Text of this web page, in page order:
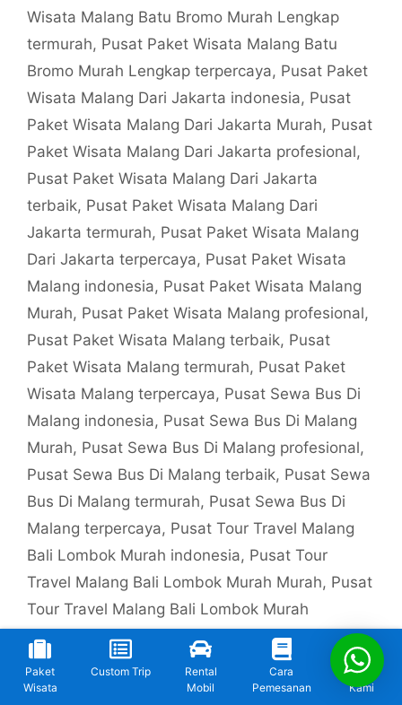
Wisata Malang Batu Bromo Murah Lengkap
termurah, Pusat Paket Wisata Malang Batu
Bromo Murah Lengkap terpercaya, Pusat Paket
Wisata Malang Dari Jakarta indonesia, Pusat
Paket Wisata Malang Dari Jakarta Murah, Pusat
Paket Wisata Malang Dari Jakarta profesional,
Pusat Paket Wisata Malang Dari Jakarta
terbaik, Pusat Paket Wisata Malang Dari
Jakarta termurah, Pusat Paket Wisata Malang
Dari Jakarta terpercaya, Pusat Paket Wisata
Malang indonesia, Pusat Paket Wisata Malang
Murah, Pusat Paket Wisata Malang profesional,
Pusat Paket Wisata Malang terbaik, Pusat
Paket Wisata Malang termurah, Pusat Paket
Wisata Malang terpercaya, Pusat Sewa Bus Di
Malang indonesia, Pusat Sewa Bus Di Malang
Murah, Pusat Sewa Bus Di Malang profesional,
Pusat Sewa Bus Di Malang terbaik, Pusat Sewa
Bus Di Malang termurah, Pusat Sewa Bus Di
Malang terpercaya, Pusat Tour Travel Malang
Bali Lombok Murah indonesia, Pusat Tour
Travel Malang Bali Lombok Murah Murah, Pusat
Tour Travel Malang Bali Lombok Murah
profesional
,Pusat Tour Travel Malang Bali
Lombok Murah terbaik , Pusat Tour Travel
Malang Bali Lombok Murah termurah,Pusat
Paket
Wisata
Custom Trip
Rental
Mobil
Cara
Pemesanan
Kontak
Kami